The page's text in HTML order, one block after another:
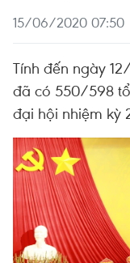
15/06/2020 07:50
Tính đến ngày
đã có 550/598
đại hội nhiệm kỳ